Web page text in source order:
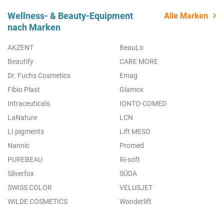
Wellness- & Beauty-Equipment
nach Marken
Alle Marken
AKZENT
BeauLo
Beautify
CARE MORE
Dr. Fuchs Cosmetics
Emag
Fibio Plast
Glamox
Intraceuticals
IONTO-COMED
LaNature
LCN
LI pigments
Lift MESO
Nannic
Promed
PUREBEAU
Ri-soft
Silverfox
SÜDA
SWISS COLOR
VELUSJET
WILDE COSMETICS
Wonderlift